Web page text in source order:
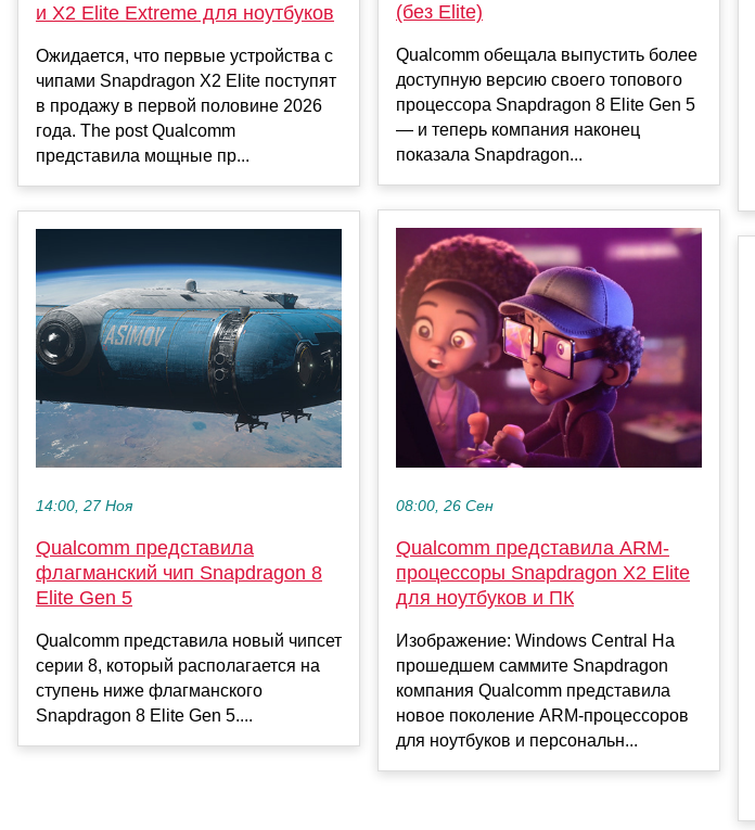
и X2 Elite Extreme для ноутбуков
Ожидается, что первые устройства с
чипами Snapdragon X2 Elite поступят
в продажу в первой половине 2026
года. The post Qualcomm
представила мощные пр...
14:00, 27 Ноя
Qualcomm представила
флагманский чип Snapdragon 8
Elite Gen 5
Qualcomm представила новый чипсет
серии 8, который располагается на
ступень ниже флагманского
Snapdragon 8 Elite Gen 5....
(без Elite)
Qualcomm обещала выпустить более
доступную версию своего топового
процессора Snapdragon 8 Elite Gen 5
— и теперь компания наконец
показала Snapdragon...
08:00, 26 Сен
Qualcomm представила ARM-
процессоры Snapdragon X2 Elite
для ноутбуков и ПК
Изображение: Windows Central На
прошедшем саммите Snapdragon
компания Qualcomm представила
новое поколение ARM-процессоров
для ноутбуков и персональн...